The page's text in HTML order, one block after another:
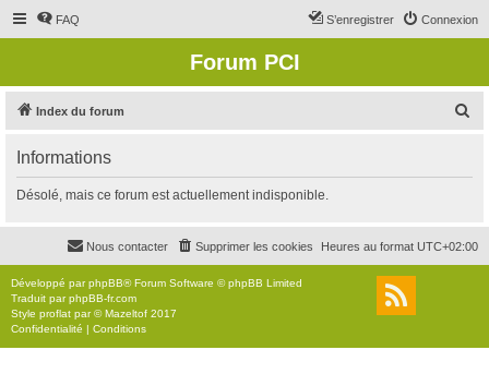
FAQ Connexion
S’enregistrer
Forum PCI
Index du forum
r
c
r
Informations
Désolé, mais ce forum est actuellement indisponible.
Heures au format UTC+02:00
Supprimer les cookies
Nous contacter
Développé parphpBB® Forum Software © phpBB Limited
Traduit parphpBB-fr.com
Style proflat par ©Mazeltof 2017
Confidentialité | Conditions